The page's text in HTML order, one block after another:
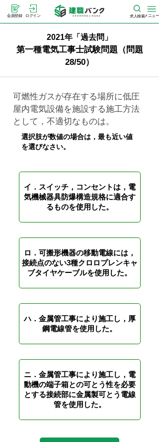
会員登録 ログイン 求人検索メニュー
2021年「過去問」
第一種電気工事士試験問題（問題
28/50）
可燃性ガスが存在する場所に低圧
屋内電気設備を施設する施工方法
として，不適切なものは。
選択肢が数値の場合は，最も近い値
を選びなさい。
イ．スイッチ，コンセントは，電
気機械器具防爆構造規格に適合す
るものを使用した。
ロ．可搬形機器の移動電線には，
接続点のない3種クロロプレンキャ
ブタイヤケーブルを使用した。
ハ．金属管工事により施工し，厚
鋼電線管を使用した。
ニ．金属管工事により施工し，電
動機の端子箱との可とう性を必要
とする接続部に金属製可とう電線
管を使用した。